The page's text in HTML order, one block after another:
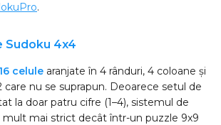
.
Sudoku 4x4
16 celule aranjate în 4 rânduri, 4 coloane și
care nu se suprapun. Deoarece setul de
la doar patru cifre (1–4), sistemul de
mult mai strict decât într-un puzzle 9x9